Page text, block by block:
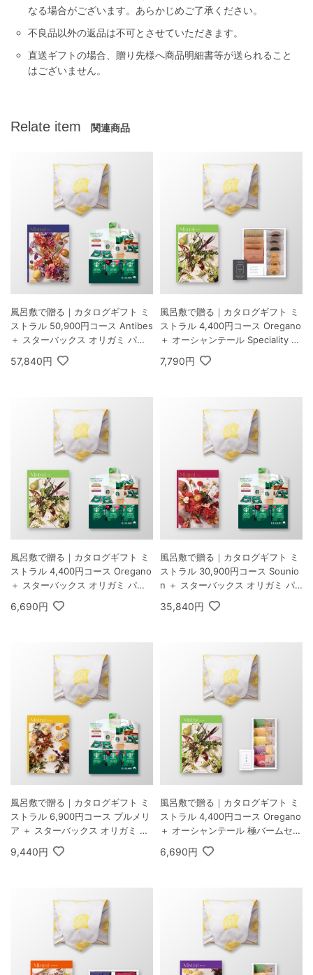
なる場合がございます。あらかじめご了承ください。
不良品以外の返品は不可とさせていただきます。
直送ギフトの場合、贈り先様へ商品明細書等が送られること
はございません。
Relate item 関連商品
風呂敷で贈る｜カタログギフト ミ
ストラル 50,900円コース Antibes
＋ スターバックス オリガミ パー
ソナルドリップ コーヒーギフトA
57,840円
風呂敷で贈る｜カタログギフト ミ
ストラル 4,400円コース Oregano
＋ オーシャンテール Speciality C
offee＆バームセット A
7,790円
風呂敷で贈る｜カタログギフト ミ
ストラル 4,400円コース Oregano
＋ スターバックス オリガミ パー
ソナルドリップ コーヒーギフトA
6,690円
風呂敷で贈る｜カタログギフト ミ
ストラル 30,900円コース Sounio
n ＋ スターバックス オリガミ パ
ーソナルドリップ コーヒーギフト
A
35,840円
風呂敷で贈る｜カタログギフト ミ
ストラル 6,900円コース プルメリ
ア ＋ スターバックス オリガミ パ
ーソナルドリップ コーヒーギフト
A
9,440円
風呂敷で贈る｜カタログギフト ミ
ストラル 4,400円コース Oregano
＋ オーシャンテール 極バームセッ
6,690円